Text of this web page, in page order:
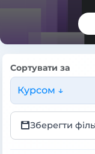
Сортувати за
Курсом ↓
Зберегти